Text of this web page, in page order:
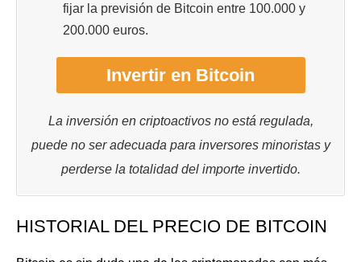
fijar la previsión de Bitcoin entre 100.000 y
200.000 euros.
Invertir en Bitcoin
La inversión en criptoactivos no está regulada,
puede no ser adecuada para inversores minoristas y
perderse la totalidad del importe invertido.
HISTORIAL DEL PRECIO DE BITCOIN